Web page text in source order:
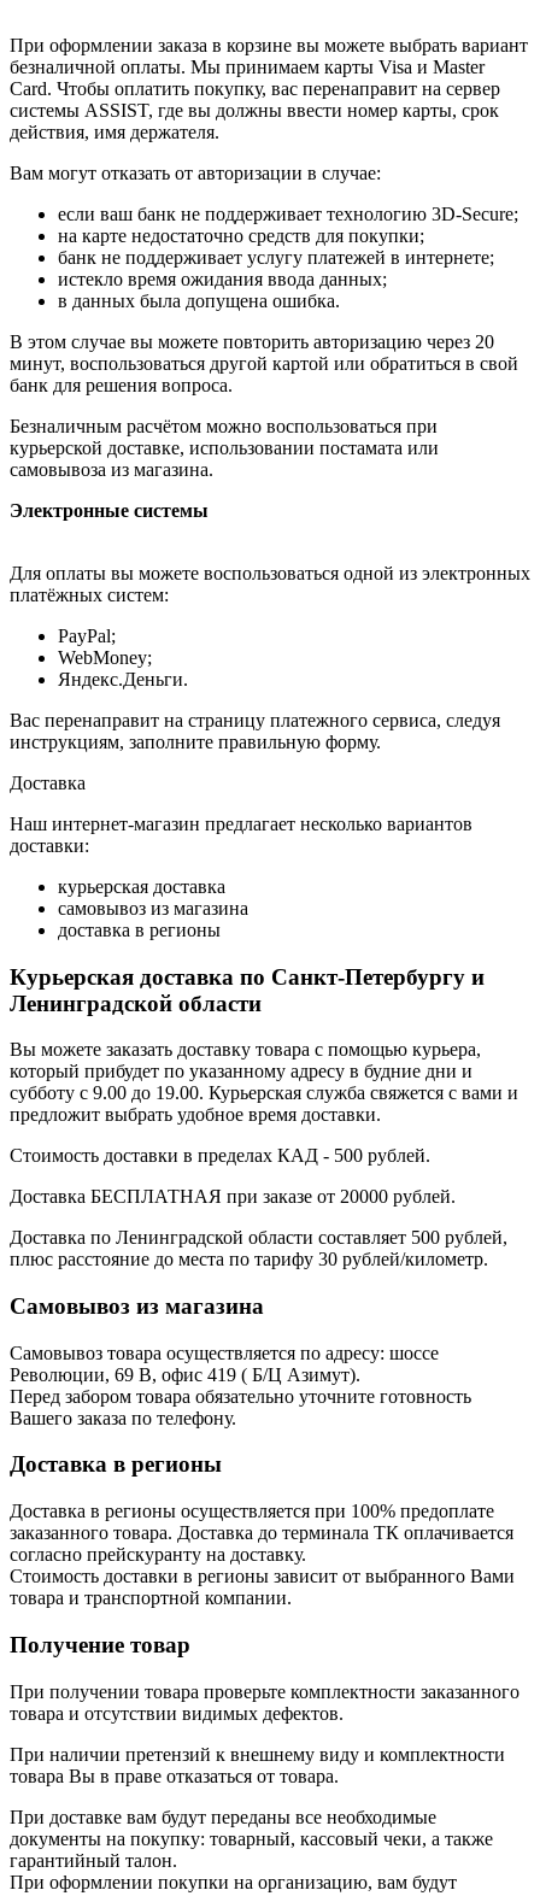
При оформлении заказа в корзине вы можете выбрать вариант
безналичной оплаты. Мы принимаем карты Visa и Master
Card. Чтобы оплатить покупку, вас перенаправит на сервер
системы ASSIST, где вы должны ввести номер карты, срок
действия, имя держателя.
Вам могут отказать от авторизации в случае:
если ваш банк не поддерживает технологию 3D-Secure;
на карте недостаточно средств для покупки;
банк не поддерживает услугу платежей в интернете;
истекло время ожидания ввода данных;
в данных была допущена ошибка.
В этом случае вы можете повторить авторизацию через 20
минут, воспользоваться другой картой или обратиться в свой
банк для решения вопроса.
Безналичным расчётом можно воспользоваться при
курьерской доставке, использовании постамата или
самовывоза из магазина.
Электронные системы
Для оплаты вы можете воспользоваться одной из электронных
платёжных систем:
PayPal;
WebMoney;
Яндекс.Деньги.
Вас перенаправит на страницу платежного сервиса, следуя
инструкциям, заполните правильную форму.
Доставка
Наш интернет-магазин предлагает несколько вариантов
доставки:
курьерская доставка
самовывоз из магазина
доставка в регионы
Курьерская доставка по Санкт-Петербургу и
Ленинградской области
Вы можете заказать доставку товара с помощью курьера,
который прибудет по указанному адресу в будние дни и
субботу с 9.00 до 19.00. Курьерская служба свяжется с вами и
предложит выбрать удобное время доставки.
Стоимость доставки в пределах КАД - 500 рублей.
Доставка БЕСПЛАТНАЯ при заказе от 20000 рублей.
Доставка по Ленинградской области составляет 500 рублей,
плюс расстояние до места по тарифу 30 рублей/километр.
Самовывоз из магазина
Самовывоз товара осуществляется по адресу: шоссе
Революции, 69 В, офис 419 ( Б/Ц Азимут).
Перед забором товара обязательно уточните готовность
Вашего заказа по телефону.
Доставка в регионы
Доставка в регионы осуществляется при 100% предоплате
заказанного товара. Доставка до терминала ТК оплачивается
согласно прейскуранту на доставку.
Стоимость доставки в регионы зависит от выбранного Вами
товара и транспортной компании.
Получение товар
При получении товара проверьте комплектности заказанного
товара и отсутствии видимых дефектов.
При наличии претензий к внешнему виду и комплектности
товара Вы в праве отказаться от товара.
При доставке вам будут переданы все необходимые
документы на покупку: товарный, кассовый чеки, а также
гарантийный талон.
При оформлении покупки на организацию, вам будут